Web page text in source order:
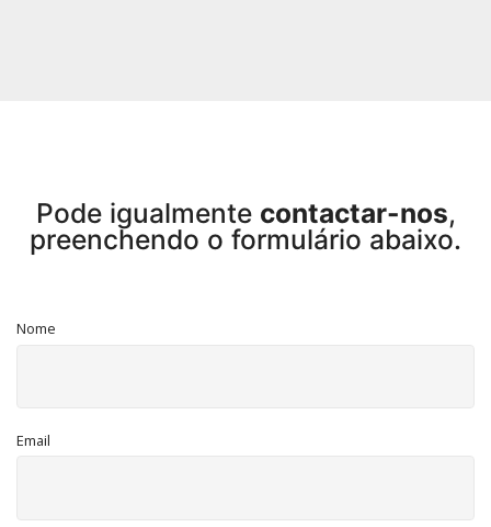
Pode igualmente contactar-nos,
preenchendo o formulário abaixo.
Nome
Email